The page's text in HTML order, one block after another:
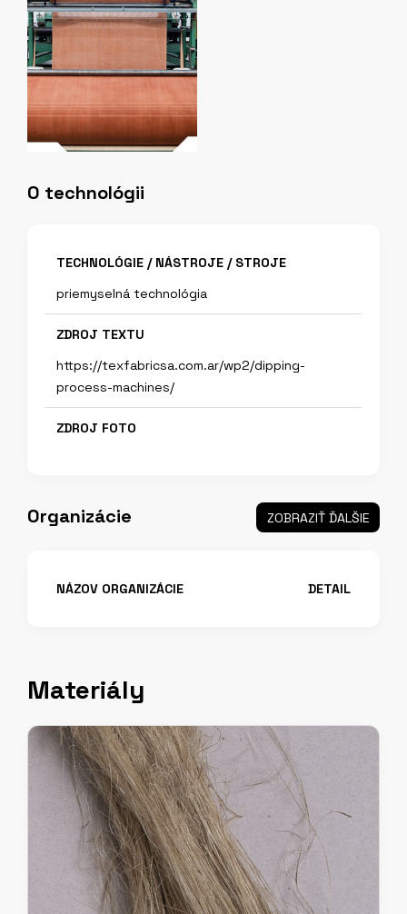
O technológii
TECHNOLÓGIE / NÁSTROJE / STROJE
priemyselná technológia
ZDROJ TEXTU
https://texfabricsa.com.ar/wp2/dipping-
process-machines/
ZDROJ FOTO
Organizácie ZOBRAZIŤ ĎALŠIE
NÁZOV ORGANIZÁCIE DETAIL
Materiály